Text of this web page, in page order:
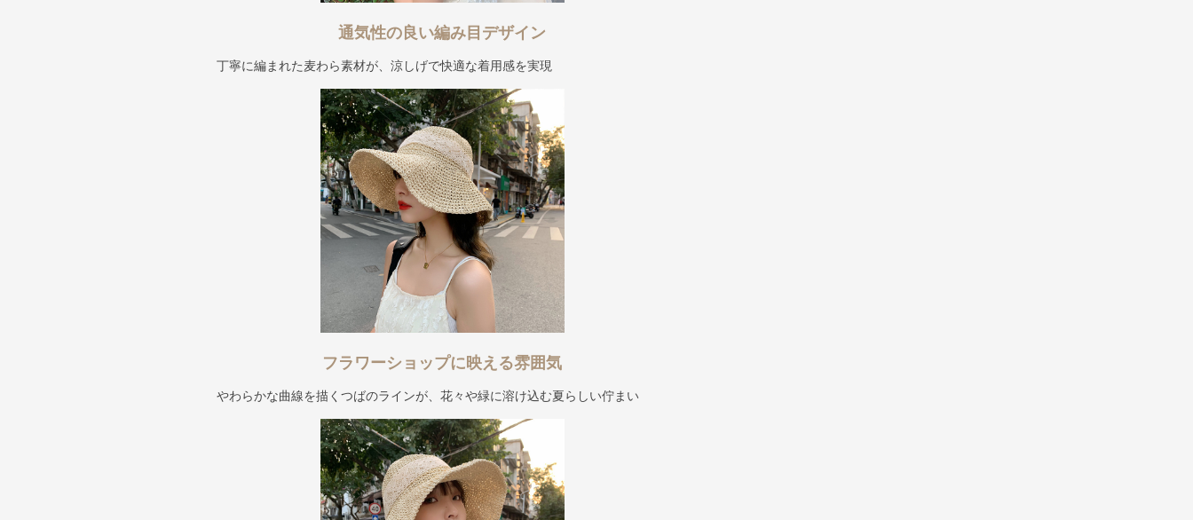
通気性の良い編み目デザイン
丁寧に編まれた麦わら素材が、涼しげで快適な着用感を実現
フラワーショップに映える雰囲気
やわらかな曲線を描くつばのラインが、花々や緑に溶け込む夏らしい佇まい